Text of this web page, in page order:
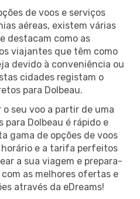
de voos e serviços
aéreas, existem várias
destacam como as
viajantes que têm como
devido à conveniência ou
cidades registam o
para Dolbeau.
o seu voo a partir de uma
para Dolbeau é rápido e
gama de opções de voos
e a tarifa perfeitos
a sua viagem e prepara-
as melhores ofertas e
através da eDreams!